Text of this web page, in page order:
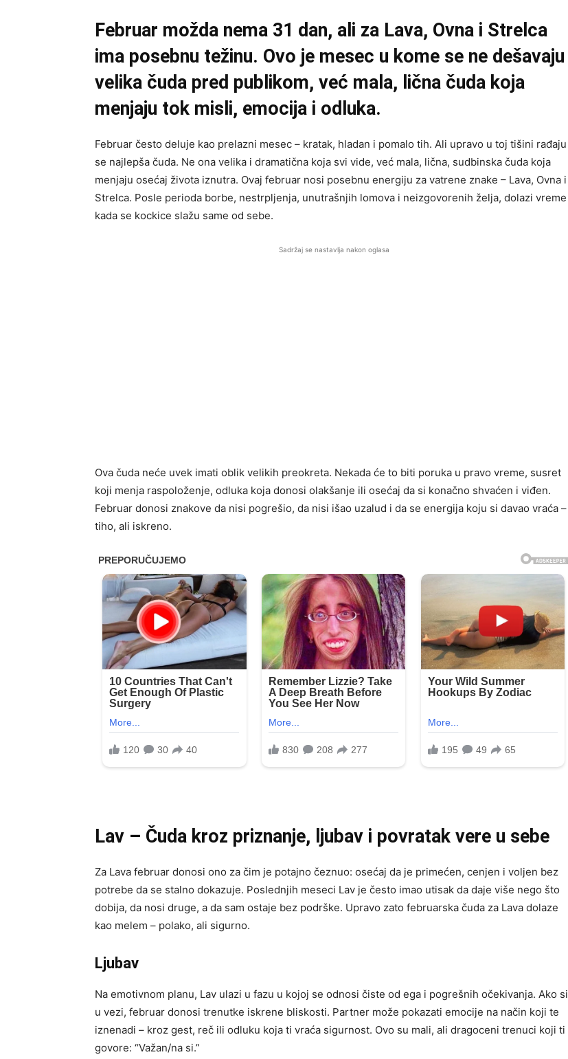
Februar možda nema 31 dan, ali za Lava, Ovna i Strelca
ima posebnu težinu. Ovo je mesec u kome se ne dešavaju
velika čuda pred publikom, već mala, lična čuda koja
menjaju tok misli, emocija i odluka.
Februar često deluje kao prelazni mesec – kratak, hladan i pomalo tih. Ali upravo u toj tišini rađaju
se najlepša čuda. Ne ona velika i dramatična koja svi vide, već mala, lična, sudbinska čuda koja
menjaju osećaj života iznutra. Ovaj februar nosi posebnu energiju za vatrene znake – Lava, Ovna i
Strelca. Posle perioda borbe, nestrpljenja, unutrašnjih lomova i neizgovorenih želja, dolazi vreme
kada se kockice slažu same od sebe.
Sadržaj se nastavlja nakon oglasa
Ova čuda neće uvek imati oblik velikih preokreta. Nekada će to biti poruka u pravo vreme, susret
koji menja raspoloženje, odluka koja donosi olakšanje ili osećaj da si konačno shvaćen i viđen.
Februar donosi znakove da nisi pogrešio, da nisi išao uzalud i da se energija koju si davao vraća –
tiho, ali iskreno.
Lav – Čuda kroz priznanje, ljubav i povratak vere u sebe
Za Lava februar donosi ono za čim je potajno čeznuo: osećaj da je primećen, cenjen i voljen bez
potrebe da se stalno dokazuje. Poslednjih meseci Lav je često imao utisak da daje više nego što
dobija, da nosi druge, a da sam ostaje bez podrške. Upravo zato februarska čuda za Lava dolaze
kao melem – polako, ali sigurno.
Ljubav
Na emotivnom planu, Lav ulazi u fazu u kojoj se odnosi čiste od ega i pogrešnih očekivanja. Ako si
u vezi, februar donosi trenutke iskrene bliskosti. Partner može pokazati emocije na način koji te
iznenadi – kroz gest, reč ili odluku koja ti vraća sigurnost. Ovo su mali, ali dragoceni trenuci koji ti
govore: “Važan/na si.”